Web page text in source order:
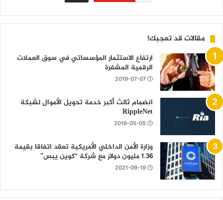
مقالات قد تعجبك!
ارتفاع الاستثمار المؤسساتي في سوق العملات
الرقمية المشفرة
2019-07-07
انضمام ثالث أكبر خدمة تحويل الأموال لشبكة
RippleNet
2019-05-05
وزارة الأمن الداخلي الأمريكية تعقد اتفاقا بقيمة
1.36 مليون دولار مع شركة “كوين يبس”
2021-09-19